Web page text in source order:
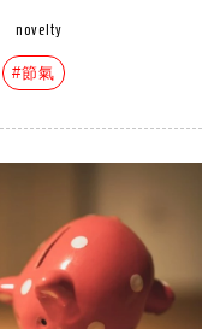
novelty
#節氣